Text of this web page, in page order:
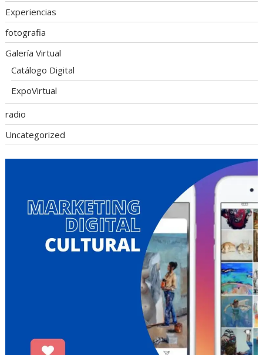
Experiencias
fotografia
Galería Virtual
Catálogo Digital
ExpoVirtual
radio
Uncategorized